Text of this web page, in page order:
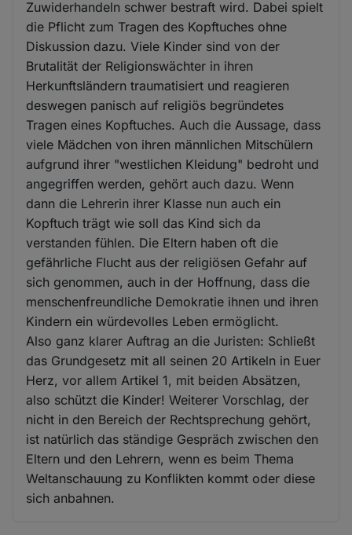
Zuwiderhandeln schwer bestraft wird. Dabei spielt
die Pflicht zum Tragen des Kopftuches ohne
Diskussion dazu. Viele Kinder sind von der
Brutalität der Religionswächter in ihren
Herkunftsländern traumatisiert und reagieren
deswegen panisch auf religiös begründetes
Tragen eines Kopftuches. Auch die Aussage, dass
viele Mädchen von ihren männlichen Mitschülern
aufgrund ihrer "westlichen Kleidung" bedroht und
angegriffen werden, gehört auch dazu. Wenn
dann die Lehrerin ihrer Klasse nun auch ein
Kopftuch trägt wie soll das Kind sich da
verstanden fühlen. Die Eltern haben oft die
gefährliche Flucht aus der religiösen Gefahr auf
sich genommen, auch in der Hoffnung, dass die
menschenfreundliche Demokratie ihnen und ihren
Kindern ein würdevolles Leben ermöglicht.
Also ganz klarer Auftrag an die Juristen: Schließt
das Grundgesetz mit all seinen 20 Artikeln in Euer
Herz, vor allem Artikel 1, mit beiden Absätzen,
also schützt die Kinder! Weiterer Vorschlag, der
nicht in den Bereich der Rechtsprechung gehört,
ist natürlich das ständige Gespräch zwischen den
Eltern und den Lehrern, wenn es beim Thema
Weltanschauung zu Konflikten kommt oder diese
sich anbahnen.